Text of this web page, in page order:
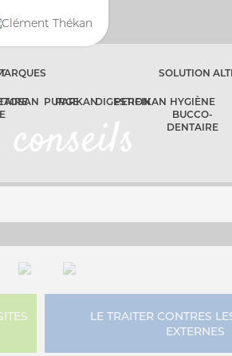
SOLUTION
PURGE DIGESTION
HYGIÈNE
BUCCO-
DENTAIRE
PARKAN PERFIKAN
conseils
LE TRAITER CONTRES
EXTERNES